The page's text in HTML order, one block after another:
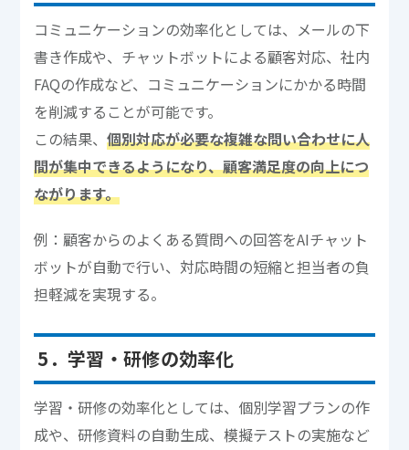
コミュニケーションの効率化としては、メールの下
書き作成や、チャットボットによる顧客対応、社内
FAQの作成など、コミュニケーションにかかる時間
を削減することが可能です。
この結果、個別対応が必要な複雑な問い合わせに人
間が集中できるようになり、顧客満足度の向上につ
ながります。
例：顧客からのよくある質問への回答をAIチャット
ボットが自動で行い、対応時間の短縮と担当者の負
担軽減を実現する。
5．学習・研修の効率化
学習・研修の効率化としては、個別学習プランの作
成や、研修資料の自動生成、模擬テストの実施など